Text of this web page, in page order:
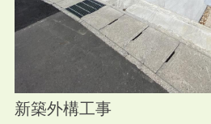
新築外構工事